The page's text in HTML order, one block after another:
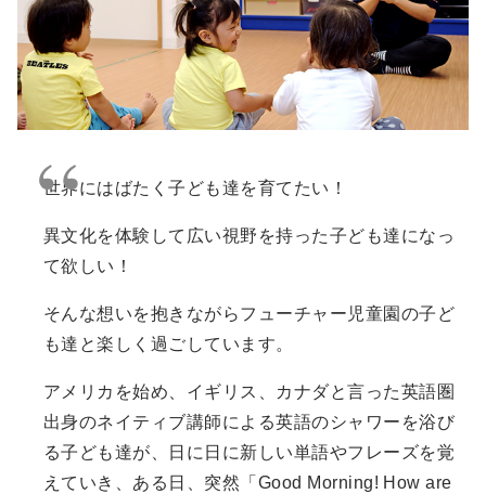
世界にはばたく子ども達を育てたい！
異文化を体験して広い視野を持った子ども達になっ
て欲しい！
そんな想いを抱きながらフューチャー児童園の子ど
も達と楽しく過ごしています。
アメリカを始め、イギリス、カナダと言った英語圏
出身のネイティブ講師による英語のシャワーを浴び
る子ども達が、日に日に新しい単語やフレーズを覚
えていき、ある日、突然「Good Morning! How are